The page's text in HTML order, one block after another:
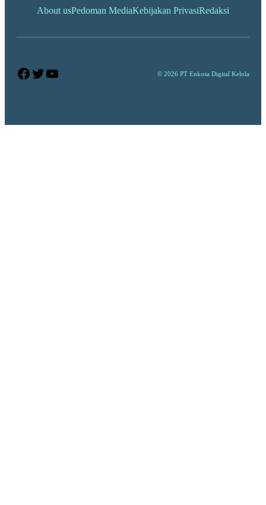
About usPedoman MediaKebijakan PrivasiRedaksi
Facebook
Twitter
YouTube © 2026 PT Enkosa Digital Kelola